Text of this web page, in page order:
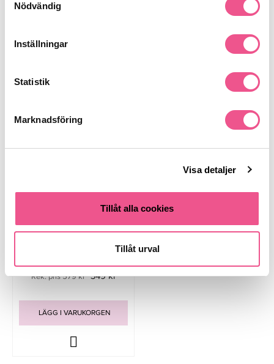
Nödvändig
Inställningar
Statistik
Marknadsföring
Visa detaljer
Tillåt alla cookies
Tillåt urval
Rek. pris 579 kr 349 kr
LÄGG I VARUKORGEN